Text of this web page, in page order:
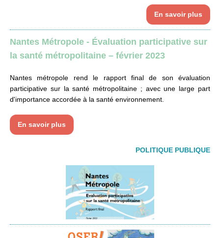
En savoir plus
Nantes Métropole - Évaluation participative sur
la santé métropolitaine – février 2023
Nantes métropole rend le rapport final de son évaluation
participative sur la santé métropolitaine ; avec une large part
d'importance accordée à la santé environnement.
En savoir plus
POLITIQUE PUBLIQUE